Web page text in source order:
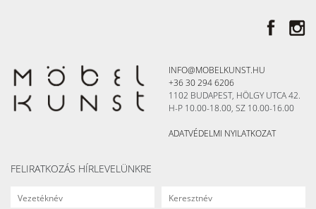
INFO@MOBELKUNST.HU
+36 30 294 6206
1102 BUDAPEST, HÖLGY UTCA 42.
H-P 10.00-18.00, SZ 10.00-16.00
ADATVÉDELMI NYILATKOZAT
FELIRATKOZÁS HÍRLEVELÜNKRE